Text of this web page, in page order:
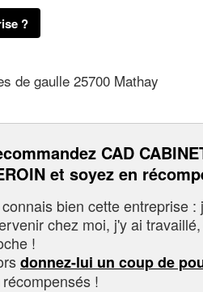
?
de gaulle 25700 Mathay
CAD
et soyez en
bien cette entreprise :
chez moi, j'y ai
!
donnez-lui un coup de
!